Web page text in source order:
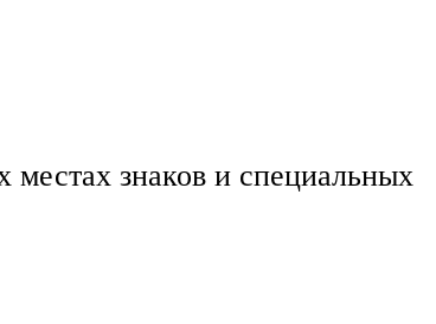
местах знаков и специальных